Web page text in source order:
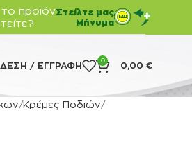
το προϊόνΣτείλτε μας
Μήνυμα
/ ΕΓΓΡΑΦΉ
0
0,00 €
Κρέμες Ποδιών